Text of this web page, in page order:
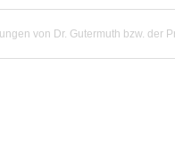
von Dr. Gutermuth bzw. der